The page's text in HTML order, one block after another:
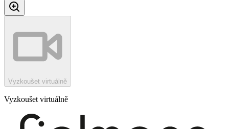
Vyzkoušet virtuálně
Vyzkoušet virtuálně